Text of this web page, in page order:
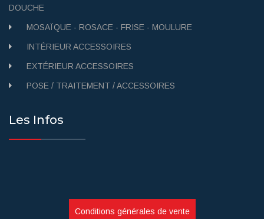
DOUCHE
MOSAÏQUE - ROSACE - FRISE - MOULURE
INTÉRIEUR ACCESSOIRES
EXTÉRIEUR ACCESSOIRES
POSE / TRAITEMENT / ACCESSOIRES
Les Infos
Conditions générales de vente